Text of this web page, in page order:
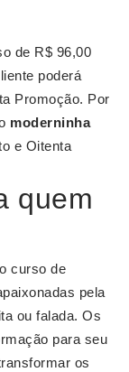
de R$ 96,00
poderá
Promoção. Por
moderninha
e Oitenta
quem
curso de
pela
ou falada. Os
para seu
os